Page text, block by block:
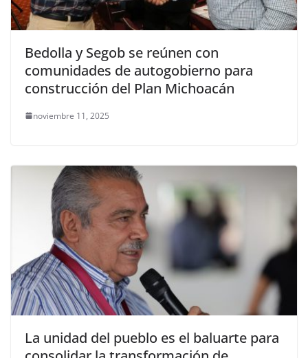
Bedolla y Segob se reúnen con
comunidades de autogobierno para
construcción del Plan Michoacán
noviembre 11, 2025
La unidad del pueblo es el baluarte para